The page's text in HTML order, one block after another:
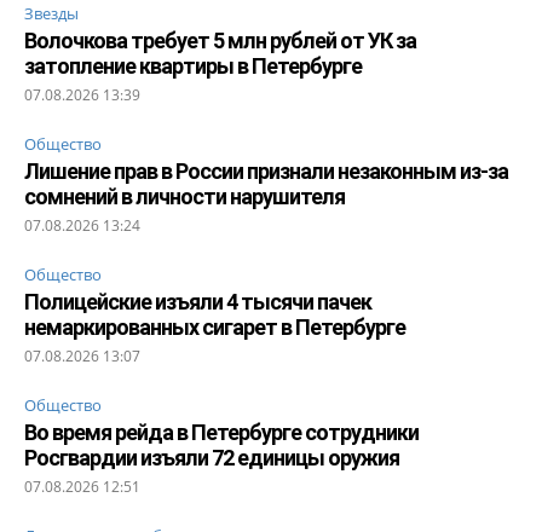
Звезды
Волочкова требует 5 млн рублей от УК за
затопление квартиры в Петербурге
07.08.2026 13:39
Общество
Лишение прав в России признали незаконным из-за
сомнений в личности нарушителя
07.08.2026 13:24
Общество
Полицейские изъяли 4 тысячи пачек
немаркированных сигарет в Петербурге
07.08.2026 13:07
Общество
Во время рейда в Петербурге сотрудники
Росгвардии изъяли 72 единицы оружия
07.08.2026 12:51